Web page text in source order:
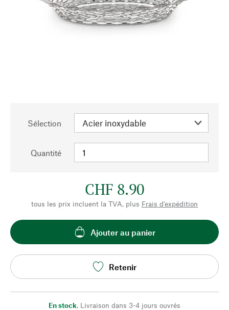
Sélection
Quantité
CHF 8.90
tous les prix incluent la TVA, plus Frais d'expédition
Ajouter au panier
Retenir
En stock, Livraison dans 3-4 jours ouvrés